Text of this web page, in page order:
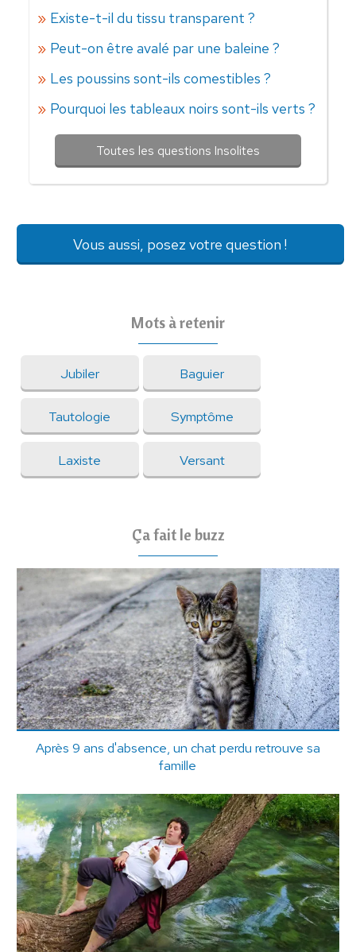
Existe-t-il du tissu transparent ?
Peut-on être avalé par une baleine ?
Les poussins sont-ils comestibles ?
Pourquoi les tableaux noirs sont-ils verts ?
Toutes les questions Insolites
Vous aussi, posez votre question !
Mots à retenir
Jubiler Baguier
Tautologie Symptôme
Laxiste Versant
Ça fait le buzz
Après 9 ans d'absence, un chat perdu retrouve sa
famille